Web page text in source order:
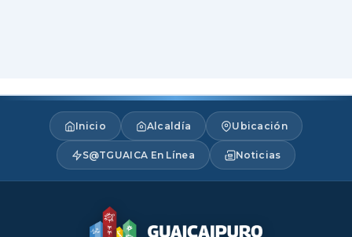
Inicio Alcaldía Ubicación
S@TGUAICA En Línea Noticias